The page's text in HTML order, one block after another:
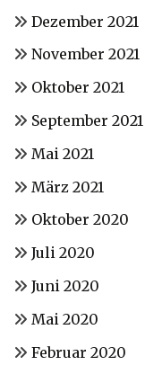
Dezember 2021
November 2021
Oktober 2021
September 2021
Mai 2021
März 2021
Oktober 2020
Juli 2020
Juni 2020
Mai 2020
Februar 2020